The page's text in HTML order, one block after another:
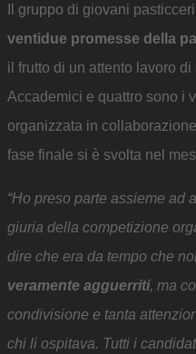
Il gruppo di giovani
ventidue promesse della
il frutto di un attento lavoro
Accademici e quattro sono i
organizzata in
fase finale si è svolta nel
“Ho preso parte assieme ad
giuria della competizione
dire che era da tempo che
veramente agguerriti, ma
condivisione e tanta
chi li ospitava. Tutti i